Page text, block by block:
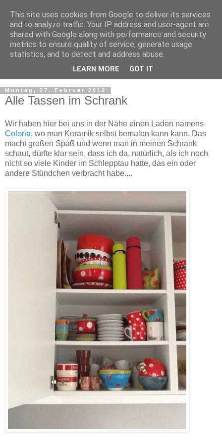
Montag, 27. Februar 2012
Alle Tassen im Schrank
Wir haben hier bei uns in der Nähe einen Laden namens
Coloria, wo man Keramik selbst bemalen kann kann. Das
macht großen Spaß und wenn man in meinen Schrank
schaut, dürfte klar sein, dass ich da, natürlich, als ich noch
nicht so viele Kinder im Schlepptau hatte, das ein oder
andere Stündchen verbracht habe....
This site uses cookies from Google to deliver its services
and to analyze traffic. Your IP address and user-agent are
shared with Google along with performance and security
metrics to ensure quality of service, generate usage
statistics, and to detect and address abuse.
LEARN MORE GOT IT